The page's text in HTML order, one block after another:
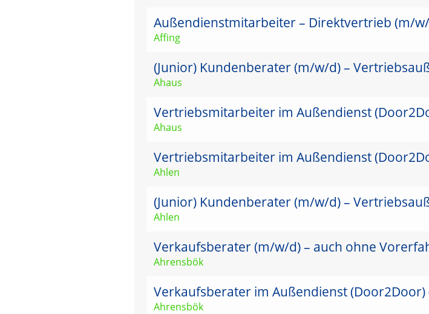
Außendienstmitarbeiter – Direktvertrieb (m/
Affing
(Junior) Kundenberater (m/w/d) –
Ahaus
Vertriebsmitarbeiter im Außendienst
Ahaus
Vertriebsmitarbeiter im Außendienst
Ahlen
(Junior) Kundenberater (m/w/d) –
Ahlen
Verkaufsberater (m/w/d) – auch ohne
Ahrensbök
Verkaufsberater im Außendienst
Ahrensbök